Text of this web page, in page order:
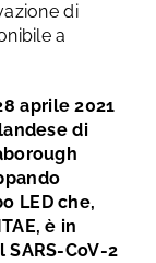
di
a
aprile 2021
di
LED che,
è in
CoV-2